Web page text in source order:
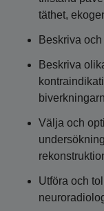
täthet,
Beskriva
Beskriva
Välja och
Utföra och